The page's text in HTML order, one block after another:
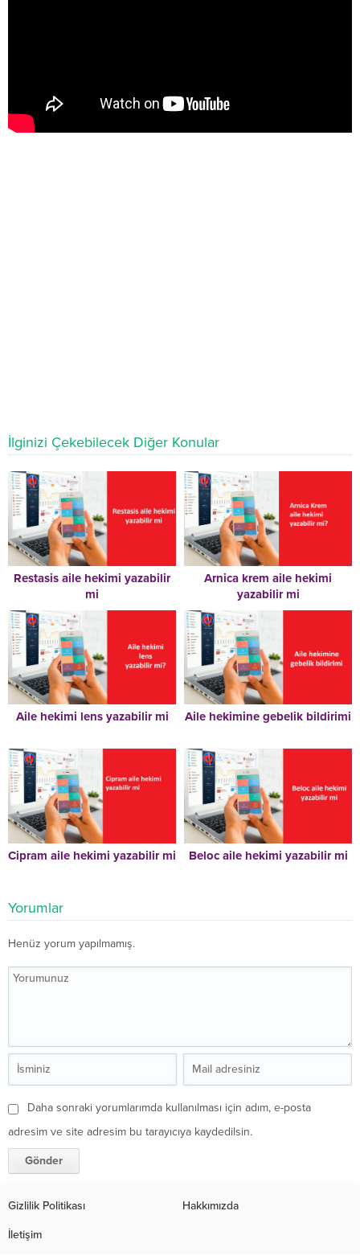
İlginizi Çekebilecek Diğer Konular
Restasis aile hekimi yazabilir
mi
Arnica krem aile hekimi
yazabilir mi
Aile hekimi lens yazabilir mi Aile hekimine gebelik bildirimi
Cipram aile hekimi yazabilir mi Beloc aile hekimi yazabilir mi
Yorumlar
Henüz yorum yapılmamış.
Daha sonraki yorumlarımda kullanılması için adım, e-posta
adresim ve site adresim bu tarayıcıya kaydedilsin.
Gizlilik Politikası Hakkımızda
İletişim